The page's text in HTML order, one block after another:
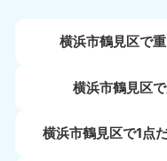
横浜市鶴見区で
横浜市鶴見区
横浜市鶴見区で1点